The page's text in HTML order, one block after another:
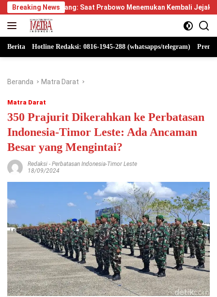
Langsung
ke
konten
Breaking News
Saat Prabowo Menemukan Kembali Jejak Sejarah IPDN
Berita Hotline Redaksi: 0816-1945-288 (whatsapps/telegram)
Beranda Matra Darat
Matra Darat
350 Prajurit Dikerahkan ke Perbatasan
Indonesia-Timor Leste: Ada Ancaman
Besar yang Mengintai?
Redaksi - Perbatasan Indonesia-Timor Leste
18/09/2024